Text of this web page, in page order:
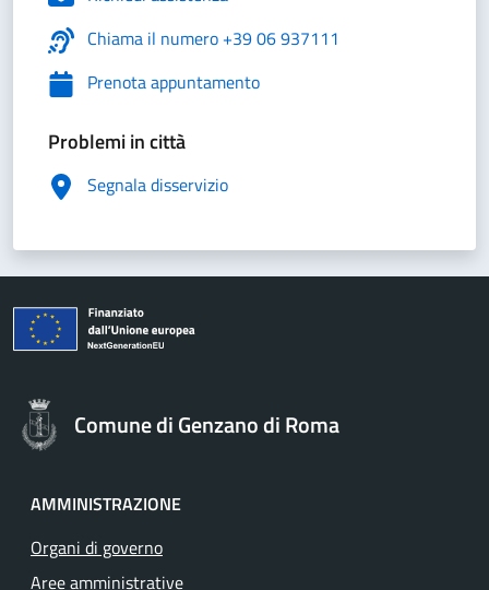
Chiama il numero +39 06 937111
Prenota appuntamento
Problemi in città
Segnala disservizio
Comune di Genzano di Roma
AMMINISTRAZIONE
Organi di governo
Aree amministrative